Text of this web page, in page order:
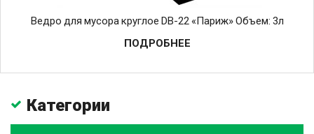
Ведро для мусора круглое DB-22 «Париж» Объем: 3л
ПОДРОБНЕЕ
Категории